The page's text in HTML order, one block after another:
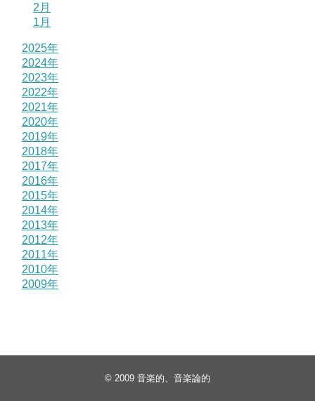
2月
1月
2025年
2024年
2023年
2022年
2021年
2020年
2019年
2018年
2017年
2016年
2015年
2014年
2013年
2012年
2011年
2010年
2009年
© 2009 音楽的、音楽論的